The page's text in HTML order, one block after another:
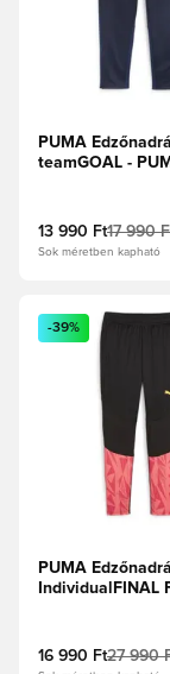
PUMA
teamGOAL -
13 990 Ft17 990
Sok méretben kapható
Megnyit egy
-39%
PUMA
IndividualFINAL
Ragyogás
16 990 Ft27 990